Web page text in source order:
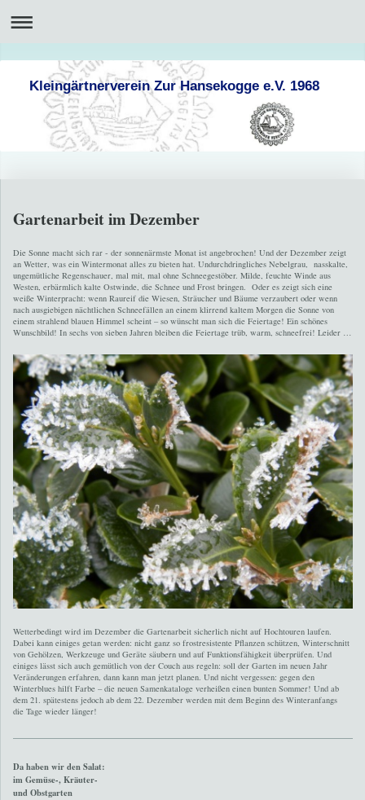
Kleingärtnerverein Zur Hansekogge e.V. 1968
Gartenarbeit im Dezember
Die Sonne macht sich rar - der sonnenärmste Monat ist angebrochen! Und der Dezember zeigt
an Wetter, was ein Wintermonat alles zu bieten hat. Undurchdringliches Nebelgrau, nasskalte,
ungemütliche Regenschauer, mal mit, mal ohne Schneegestöber. Milde, feuchte Winde aus
Westen, erbärmlich kalte Ostwinde, die Schnee und Frost bringen. Oder es zeigt sich eine
weiße Winterpracht: wenn Raureif die Wiesen, Sträucher und Bäume verzaubert oder wenn
nach ausgiebigen nächtlichen Schneefällen an einem klirrend kaltem Morgen die Sonne von
einem strahlend blauen Himmel scheint – so wünscht man sich die Feiertage! Ein schönes
Wunschbild! In sechs von sieben Jahren bleiben die Feiertage trüb, warm, schneefrei! Leider …
Wetterbedingt wird im Dezember die Gartenarbeit sicherlich nicht auf Hochtouren laufen.
Dabei kann einiges getan werden: nicht ganz so frostresistente Pflanzen schützen, Winterschnitt
von Gehölzen, Werkzeuge und Geräte säubern und auf Funktionsfähigkeit überprüfen. Und
einiges lässt sich auch gemütlich von der Couch aus regeln: soll der Garten im neuen Jahr
Veränderungen erfahren, dann kann man jetzt planen. Und nicht vergessen: gegen den
Winterblues hilft Farbe – die neuen Samenkataloge verheißen einen bunten Sommer! Und ab
dem 21. spätestens jedoch ab dem 22. Dezember werden mit dem Beginn des Winteranfangs
die Tage wieder länger!
Da haben wir den Salat:
im Gemüse-, Kräuter-
und Obstgarten